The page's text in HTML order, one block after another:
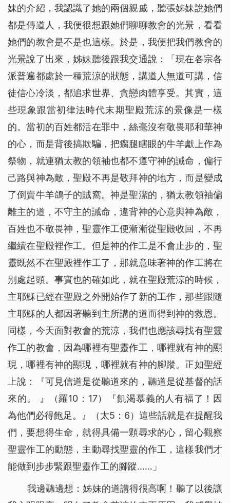
妹的介紹，我認識了她的兩個親戚，聽張姊妹說她們
都是傳道人，我便很想跟她們聊聊教會的光景，看看
她們的教會是不是也這樣。於是，我便把我們教會的
光景說了出來，姊妹聽後跟我交通說：「現在各宗各
派普遍都處於一種荒涼的狀態，講道人無道可講，信
徒信心冷淡，都追求世界、貪戀肉體享受。其實，這
些現象跟當初律法時代末期聖殿荒涼的景像是一樣
的。當初的百姓都活在罪中，絲毫沒有敬畏耶和華神
的心，而是背後搞欺騙，把瘸腿瞎眼的牛羊獻上作為
祭物，就連猶太教的領袖也都不遵守神的誡命，偏行
己路與神為敵，聖殿不再是敬拜神的地方，而是變成
了倒賣牛羊鴿子的賊窩。神是聖潔的，猶太教領袖偏
離主的道，不守主的誡命，違背神的心意與神為敵，
百姓也不敬畏神，聖靈作工便漸漸從聖殿收回，不再
繼續在聖殿裡作工。但是神的作工是不會止步的，聖
靈既然不在聖殿裡作工了，那就意味著神的作工將在
別處起頭。事實也的確如此，就在聖殿荒涼的時候，
主耶穌已經在聖殿之外開始作了新的工作，那些跟隨
主耶穌的人都因著聽到主所講的道而得到神的救恩。
同樣，今天面對教會的荒涼，我們也應該尋找有聖靈
作工的教會，因為哪裡有聖靈作工，哪裡就有神的顯
現，哪裡有神的顯現，哪裡就有神的腳蹤。正如聖經
上說：『可見信道是從聽道來的，聽道是從基督的話
來的。 』（羅10：17）『飢渴慕義的人有福了！因
為他們必得飽足。
』（太5：6）這些話就是在提醒我
們，要想得生命，就得具備一顆尋求的心，留心觀察
聖靈作工的動態，主動尋找聖靈的作工，這樣我們才
能做到步步緊跟聖靈作工的腳蹤……」
我邊聽邊想：姊妹的道講得很高啊！聽了以後讓